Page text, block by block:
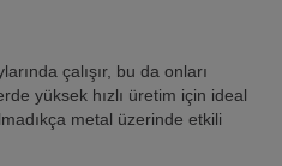
çalışır, bu da onları
yüksek hızlı üretim için ideal
metal üzerinde etkili